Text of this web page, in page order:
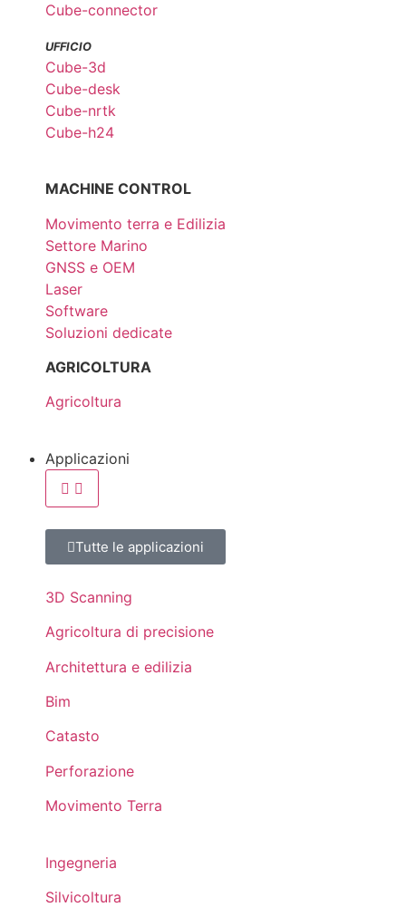
Cube-connector
UFFICIO
Cube-3d
Cube-desk
Cube-nrtk
Cube-h24
MACHINE CONTROL
Movimento terra e Edilizia
Settore Marino
GNSS e OEM
Laser
Software
Soluzioni dedicate
AGRICOLTURA
Agricoltura
Applicazioni
Tutte le applicazioni
3D Scanning
Agricoltura di precisione
Architettura e edilizia
Bim
Catasto
Perforazione
Movimento Terra
Ingegneria
Silvicoltura